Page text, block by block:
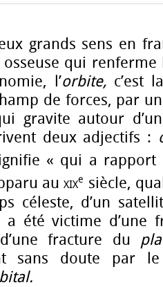
grands sens en
qui renferme
l’orbite,c’est
de forces, par
gravite autour
deux adjectifs :
« qui a rapport
auxixe siècle,
céleste, d’un
a été victime d’une
fracture du
sans doute par